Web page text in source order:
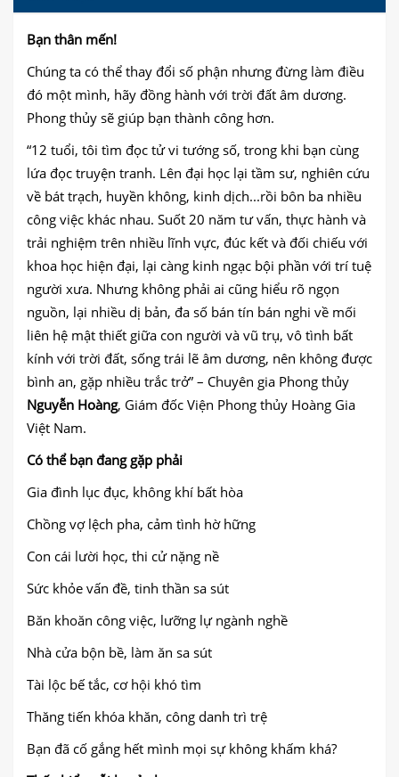
Bạn thân mến!
Chúng ta có thể thay đổi số phận nhưng đừng làm điều
đó một mình, hãy đồng hành với trời đất âm dương.
Phong thủy sẽ giúp bạn thành công hơn.
“12 tuổi, tôi tìm đọc tử vi tướng số, trong khi bạn cùng
lứa đọc truyện tranh. Lên đại học lại tầm sư, nghiên cứu
về bát trạch, huyền không, kinh dịch...rồi bôn ba nhiều
công việc khác nhau. Suốt 20 năm tư vấn, thực hành và
trải nghiệm trên nhiều lĩnh vực, đúc kết và đối chiếu với
khoa học hiện đại, lại càng kinh ngạc bội phần với trí tuệ
người xưa. Nhưng không phải ai cũng hiểu rõ ngọn
nguồn, lại nhiều dị bản, đa số bán tín bán nghi về mối
liên hệ mật thiết giữa con người và vũ trụ, vô tình bất
kính với trời đất, sống trái lẽ âm dương, nên không được
bình an, gặp nhiều trắc trở” – Chuyên gia Phong thủy
Nguyễn Hoàng, Giám đốc Viện Phong thủy Hoàng Gia
Việt Nam.
Có thể bạn đang gặp phải
Gia đình lục đục, không khí bất hòa
Chồng vợ lệch pha, cảm tình hờ hững
Con cái lười học, thi cử nặng nề
Sức khỏe vấn đề, tinh thần sa sút
Băn khoăn công việc, lưỡng lự ngành nghề
Nhà cửa bộn bề, làm ăn sa sút
Tài lộc bế tắc, cơ hội khó tìm
Thăng tiến khóa khăn, công danh trì trệ
Bạn đã cố gắng hết mình mọi sự không khấm khá?